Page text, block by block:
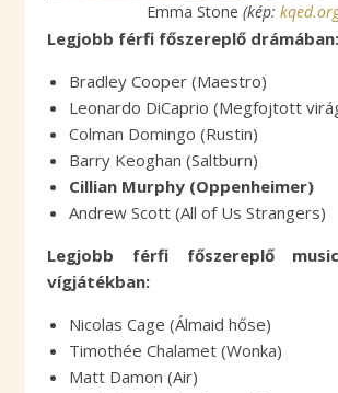
Emma Stone (kép: kqed
Legjobb férfi főszereplő drámában:
Bradley Cooper (Maestro)
Leonardo DiCaprio (Megfojtott
Colman Domingo (Rustin)
Barry Keoghan (Saltburn)
Cillian Murphy (Oppenheimer)
Andrew Scott (All of Us Strangers)
Legjobb férfi főszereplő
vígjátékban:
Nicolas Cage (Álmaid hőse)
Timothée Chalamet (Wonka)
Matt Damon (Air)